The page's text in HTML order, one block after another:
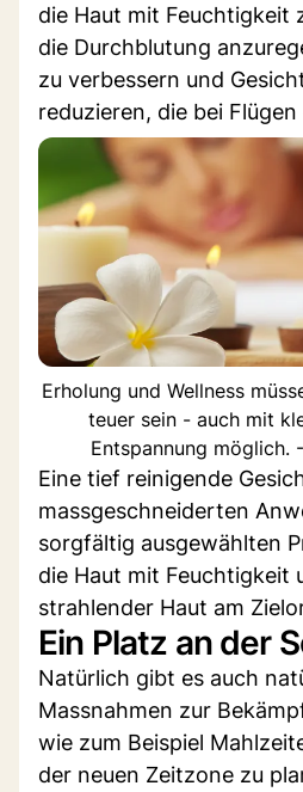
die Haut mit Feuchtigkeit
die Durchblutung
zu verbessern und
reduzieren, die bei
Erholung und Wellness
teuer sein - auch mit
Entspannung möglich.
Eine tief reinigende
massgeschneiderten
sorgfältig ausgewählten
die Haut mit Feuchtigkeit
strahlender Haut am
Ein Platz an der
Natürlich gibt es auch
Massnahmen zur
wie zum Beispiel
der neuen Zeitzone zu